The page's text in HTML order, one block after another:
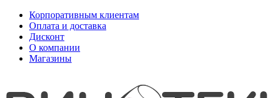
Корпоративным клиентам
Оплата и доставка
Дисконт
О компании
Магазины